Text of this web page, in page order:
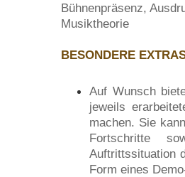
Bühnenpräsenz,
Musiktheorie
BESONDERE
Auf Wunsch
jeweils
machen. Sie
Fortschritte
Auftrittssituation
Form eines